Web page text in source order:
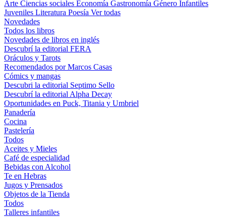
Arte Ciencias sociales Economía Gastronomía Género Infantiles
Juveniles Literatura Poesía Ver todas
Novedades
Todos los libros
Novedades de libros en inglés
Descubrí la editorial FERA
Oráculos y Tarots
Recomendados por Marcos Casas
Cómics y mangas
Descubri la editorial Septimo Sello
Descubrí la editorial Alpha Decay
Oportunidades en Puck, Titania y Umbriel
Panadería
Cocina
Pastelería
Todos
Aceites y Mieles
Café de especialidad
Bebidas con Alcohol
Te en Hebras
Jugos y Prensados
Objetos de la Tienda
Todos
Talleres infantiles